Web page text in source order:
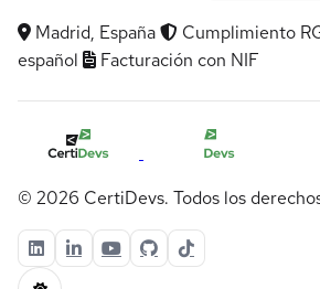
Madrid, España Cumplimiento
español
Facturación con NIF
© 2026 CertiDevs. Todos los